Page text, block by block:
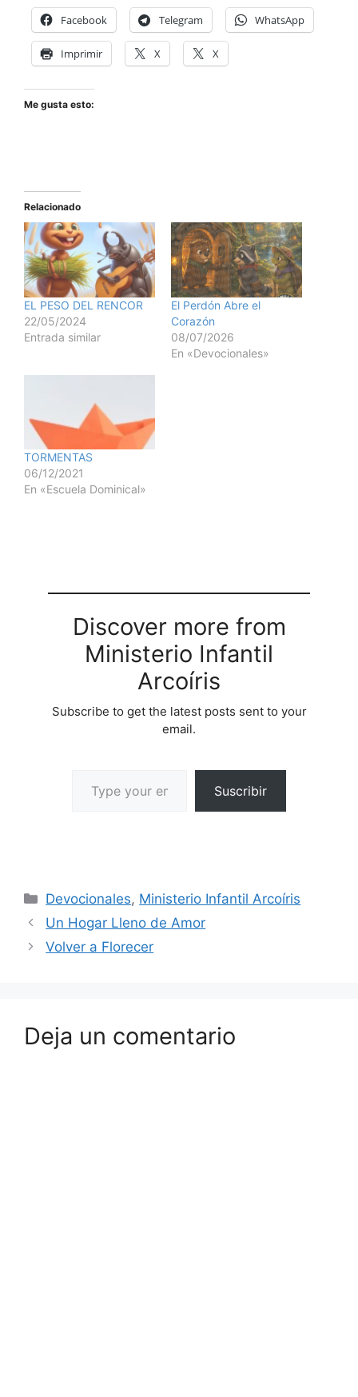
Facebook Telegram WhatsApp
Imprimir X X
Me gusta esto:
Relacionado
EL PESO DEL RENCOR
22/05/2024
Entrada similar
El Perdón Abre el
Corazón
08/07/2026
En «Devocionales»
TORMENTAS
06/12/2021
En «Escuela Dominical»
Discover more from
Ministerio Infantil
Arcoíris
Subscribe to get the latest posts sent to your
email.
Suscribir
Devocionales, Ministerio Infantil Arcoíris
Un Hogar Lleno de Amor
Volver a Florecer
Deja un comentario